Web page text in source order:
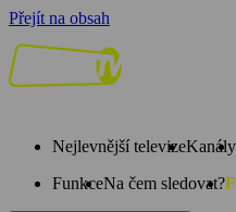
Přejít na obsah
Nejlevnější televizeKanály
FunkceNa čem sledovat?